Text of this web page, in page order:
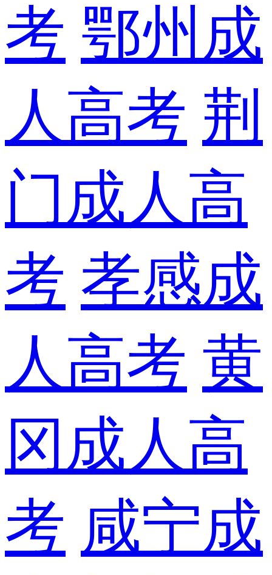
考 鄂州成
人高考 荆
门成人高
考 孝感成
人高考 黄
冈成人高
考 咸宁成